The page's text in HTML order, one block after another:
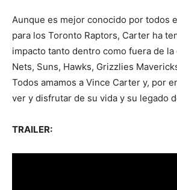
Aunque es mejor conocido por todos
para los Toronto Raptors, Carter ha
impacto tanto dentro como fuera de la
Nets, Suns, Hawks, Grizzlies
Todos amamos a Vince Carter y, por
ver y disfrutar de su vida y su legado
TRAILER: